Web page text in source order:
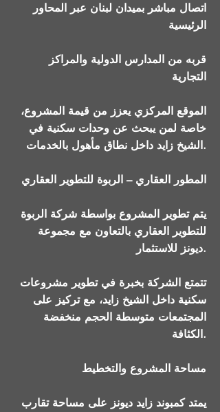
اتصال مباشر بميدان لبنان عبر المحاور
الرئيسية
قربه من المدارس الدولية والمراكز
التجارية
الموقع المركزي يعزز من قيمة المشروع،
خاصة لمن يبحث عن وحدات سكنية في
الشيخ زايد داخل نطاق مأهول بالخدمات.
المطور العقاري – الربوة للتطوير العقاري
يتم تطوير المشروع بواسطة شركة الربوة
للتطوير العقاري بالتعاون مع مجموعة
ديونز للاستثمار.
تتمتع الشركة بخبرة في تطوير مشروعات
سكنية داخل الشيخ زايد، مع تركيز على
المجتمعات متوسطة الحجم منخفضة
الكثافة.
مساحة المشروع والتخطيط
يمتد كمبوند زايد ديونز على مساحة تقارب